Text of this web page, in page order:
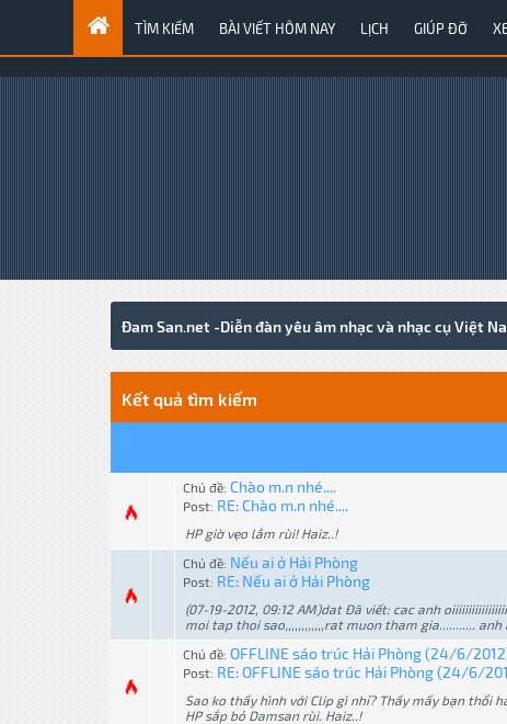
TÌM KIẾM BÀI VIẾT HÔM NAY LỊCH GIÚP ĐỠ
Đam San.net -Diễn đàn yêu âm nhạc và nhạc cụ Việt
Kết quả tìm kiếm
Chủ đề: Chào m.n nhé....
Post: RE: Chào m.n nhé....
HP giờ vẹo lắm rùi! Haiz..!
Chủ đề: Nếu ai ở Hải Phòng
Post: RE: Nếu ai ở Hải Phòng
(07-19-2012, 09:12 AM)dat Đã viết: cac anh
moi tap thoi sao,,,,,,,,,,,,rat muon tham gia...........
Chủ đề: OFFLINE sáo trúc Hải Phòng (24/6/
Post: RE: OFFLINE sáo trúc Hải Phòng (24/6/
Sao ko thấy hình với Clip gì nhỉ? Thấy mấy bạn thổi
HP sắp bỏ Damsan rùi. Haiz..!